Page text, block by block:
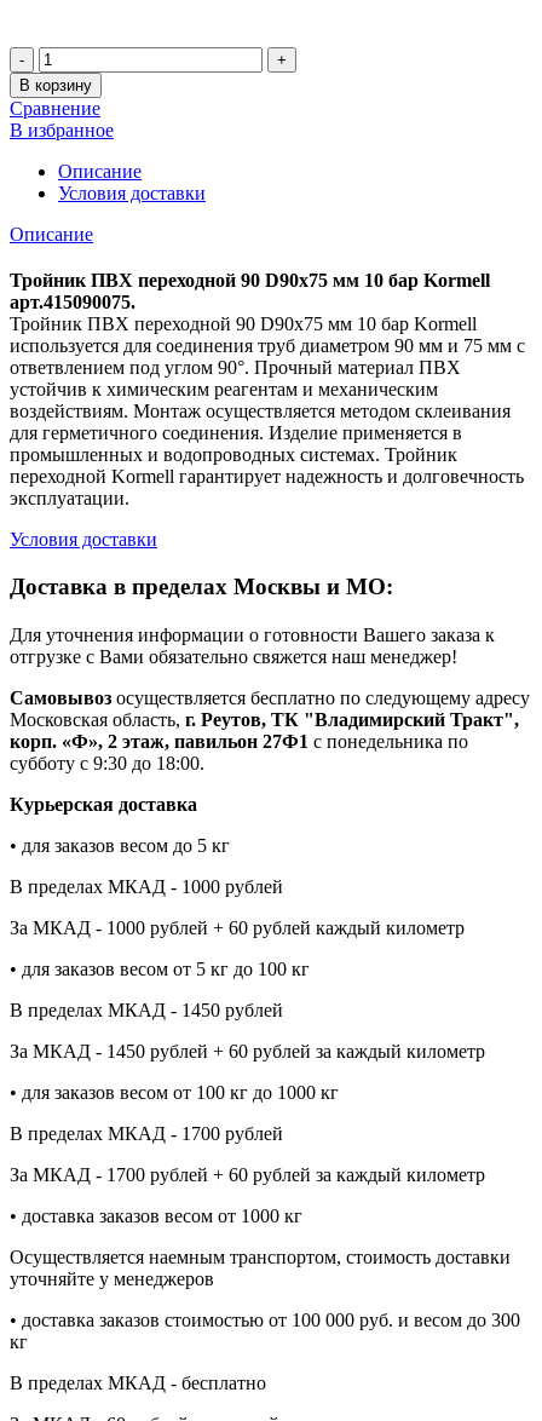
Количество
В корзину
Сравнение
В избранное
Описание
Условия доставки
Описание
Тройник ПВХ переходной 90 D90х75 мм 10 бар Kormell
арт.415090075.
Тройник ПВХ переходной 90 D90х75 мм 10 бар Kormell
используется для соединения труб диаметром 90 мм и 75 мм с
ответвлением под углом 90°. Прочный материал ПВХ
устойчив к химическим реагентам и механическим
воздействиям. Монтаж осуществляется методом склеивания
для герметичного соединения. Изделие применяется в
промышленных и водопроводных системах. Тройник
переходной Kormell гарантирует надежность и долговечность
эксплуатации.
Условия доставки
Доставка в пределах Москвы и МО:
Для уточнения информации о готовности Вашего заказа к
отгрузке с Вами обязательно свяжется наш менеджер!
Самовывоз осуществляется бесплатно по следующему адресу
Московская область, г. Реутов, ТК "Владимирский Тракт",
корп. «Ф», 2 этаж, павильон 27Ф1 с понедельника по
субботу с 9:30 до 18:00.
Курьерская доставка
• для заказов весом до 5 кг
В пределах МКАД - 1000 рублей
За МКАД - 1000 рублей + 60 рублей каждый километр
• для заказов весом от 5 кг до 100 кг
В пределах МКАД - 1450 рублей
За МКАД - 1450 рублей + 60 рублей за каждый километр
• для заказов весом от 100 кг до 1000 кг
В пределах МКАД - 1700 рублей
За МКАД - 1700 рублей + 60 рублей за каждый километр
• доставка заказов весом от 1000 кг
Осуществляется наемным транспортом, стоимость доставки
уточняйте у менеджеров
• доставка заказов стоимостью от 100 000 руб. и весом до 300
кг
В пределах МКАД - бесплатно